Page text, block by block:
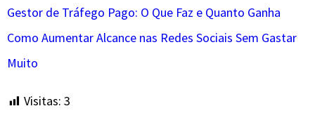
Gestor de Tráfego Pago: O Que Faz e Quanto Ganha
Como Aumentar Alcance nas Redes Sociais Sem Gastar
Muito
Visitas: 3